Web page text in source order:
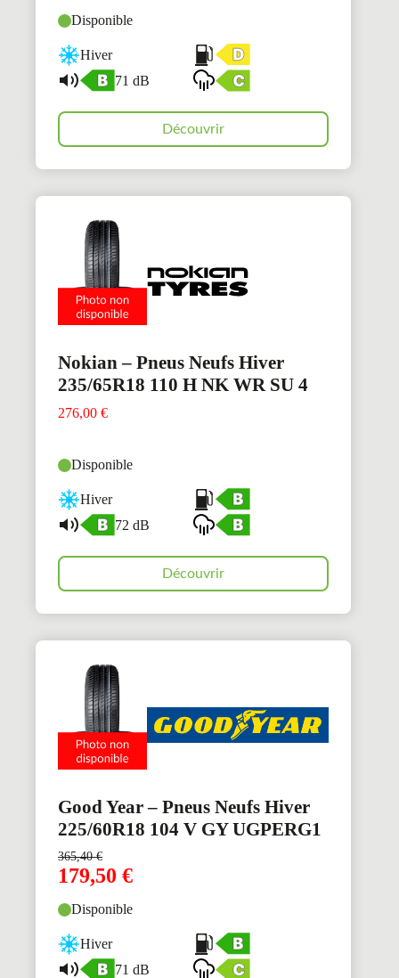
Disponible
Hiver
71 dB
Découvrir
Nokian – Pneus Neufs Hiver
235/65R18 110 H NK WR SU 4
276,00 €
Disponible
Hiver
72 dB
Découvrir
Good Year – Pneus Neufs Hiver
225/60R18 104 V GY UGPERG1
365,40€
179,50 €
Disponible
Hiver
71 dB